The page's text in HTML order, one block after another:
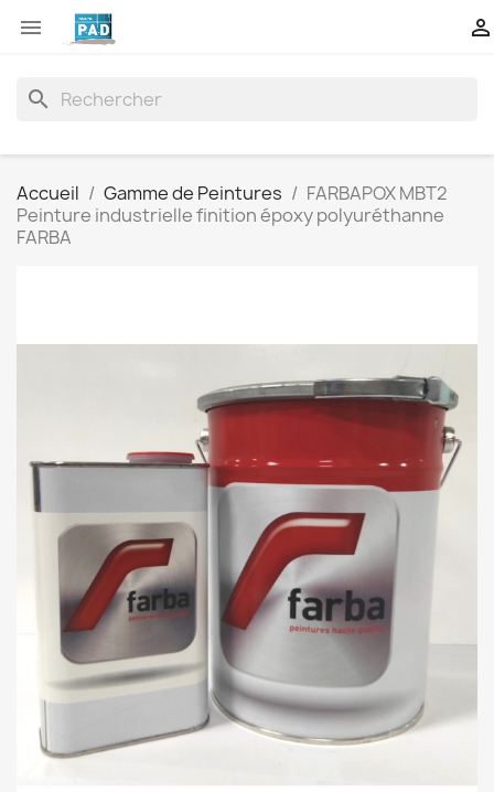
 
search
Accueil Gamme de Peintures
FARBAPOX MBT2
Peinture industrielle finition époxy polyuréthanne
FARBA